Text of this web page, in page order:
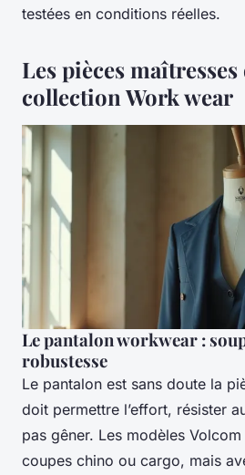
testées en conditions réelles.
Les pièces maîtresses
collection Work wear
Le pantalon workwear :
robustesse
Le pantalon est sans doute la
doit permettre l’effort, résister
pas gêner. Les modèles Volcom
coupes chino ou cargo, mais